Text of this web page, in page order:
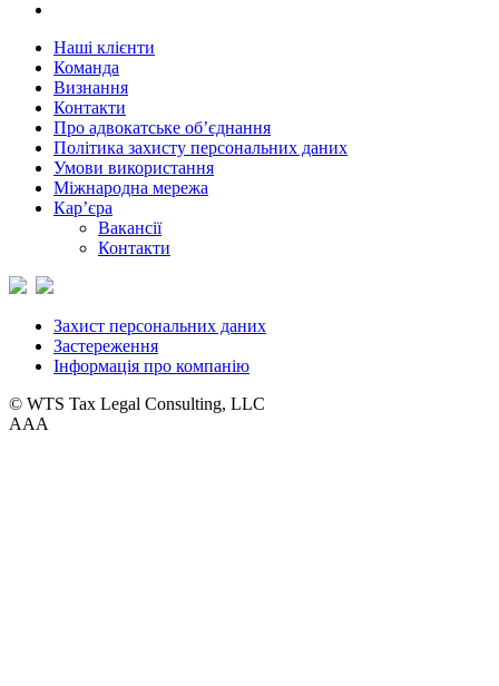
Наші клієнти
Команда
Визнання
Контакти
Про адвокатське об’єднання
Політика захисту персональних даних
Умови використання
Міжнародна мережа
Кар’єра
Вакансії
Контакти
Захист персональних даних
Застереження
Інформація про компанію
© WTS Tax Legal Consulting, LLC
AAA